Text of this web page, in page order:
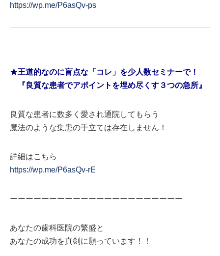
https://wp.me/P6asQv-ps
★王道的なのに盲点な「コレ」を少人数セミナーで！
『良質な患者でアポイントを埋め尽くす３つの急所』
良質な患者に数多く愛され通院してもらう
魔法のような集患の手立ては存在しません！
詳細はこちら
https://wp.me/P6asQv-rE
ーーーーーーーーーーーーーーーーーーーーーー
あなたの歯科医院の繁盛と
あなたの成功を真剣に願っています！！